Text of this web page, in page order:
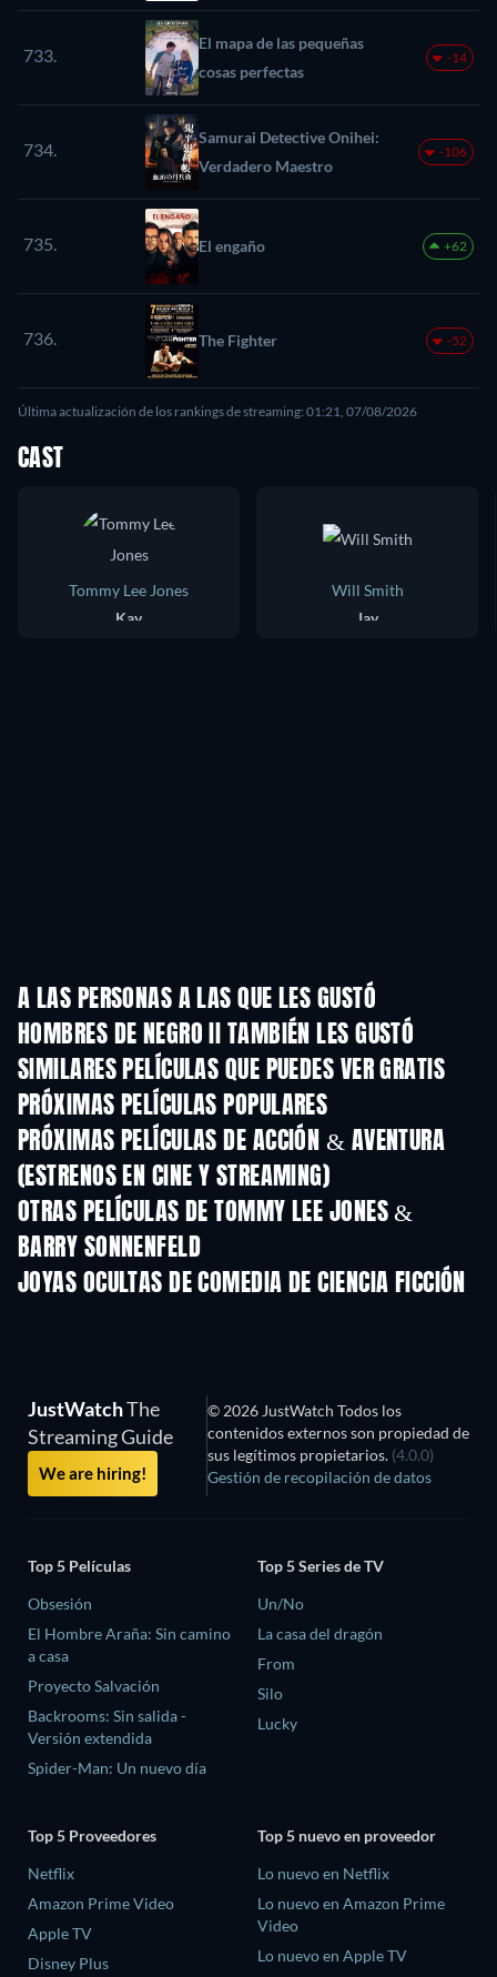
733.
El mapa de las pequeñas
cosas perfectas
-14
734.
Samurai Detective Onihei:
Verdadero Maestro
-106
735. El engaño +62
736. The Fighter -52
Última actualización de los rankings de streaming: 01:21, 07/08/2026
CAST
Tommy Lee Jones
Kay
Will Smith
Jay
A LAS PERSONAS A LAS QUE LES GUSTÓ
HOMBRES DE NEGRO II TAMBIÉN LES GUSTÓ
SIMILARES PELÍCULAS QUE PUEDES VER GRATIS
PRÓXIMAS PELÍCULAS POPULARES
PRÓXIMAS PELÍCULAS DE ACCIÓN & AVENTURA
(ESTRENOS EN CINE Y STREAMING)
OTRAS PELÍCULAS DE TOMMY LEE JONES &
BARRY SONNENFELD
JOYAS OCULTAS DE COMEDIA DE CIENCIA FICCIÓN
JustWatchThe
Streaming Guide
We are hiring!
© 2026 JustWatch Todos los
contenidos externos son propiedad de
sus legítimos propietarios. (4.0.0)
Gestión de recopilación de datos
Top 5 Películas
Obsesión
El Hombre Araña: Sin camino
a casa
Proyecto Salvación
Backrooms: Sin salida -
Versión extendida
Spider-Man: Un nuevo día
Top 5 Series de TV
Un/No
La casa del dragón
From
Silo
Lucky
Top 5 Proveedores
Netflix
Amazon Prime Video
Apple TV
Disney Plus
Top 5 nuevo en proveedor
Lo nuevo en Netflix
Lo nuevo en Amazon Prime
Video
Lo nuevo en Apple TV